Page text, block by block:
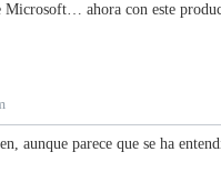
Microsoft… ahora con este
aunque parece que se ha